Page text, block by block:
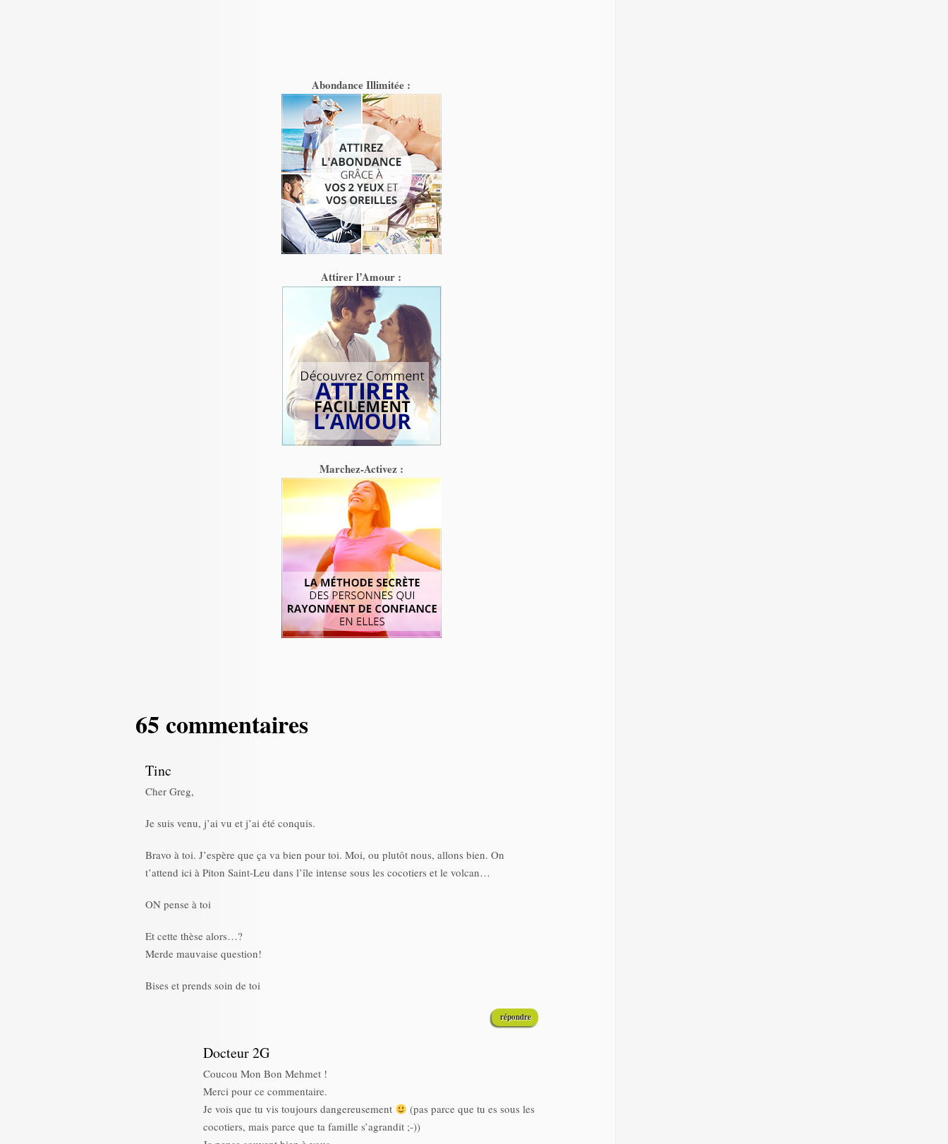
Abondance Illimitée :
Attirer l’Amour :
Marchez-Activez :
65 commentaires
Tinc
Cher Greg,
Je suis venu, j’ai vu et j’ai été conquis.
Bravo à toi. J’espère que ça va bien pour toi. Moi, ou plutôt nous, allons bien. On
t’attend ici à Piton Saint-Leu dans l’île intense sous les cocotiers et le volcan…
ON pense à toi
Et cette thèse alors…?
Merde mauvaise question!
Bises et prends soin de toi
répondre
Docteur 2G
Coucou Mon Bon Mehmet !
Merci pour ce commentaire.
Je vois que tu vis toujours dangereusement
(pas parce que tu es sous les
cocotiers, mais parce que ta famille s’agrandit ;-))